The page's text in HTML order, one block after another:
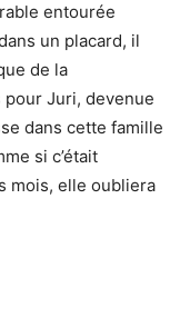
entourée
un placard, il
de la
pour Juri, devenue
dans cette famille
si c’était
mois, elle oubliera